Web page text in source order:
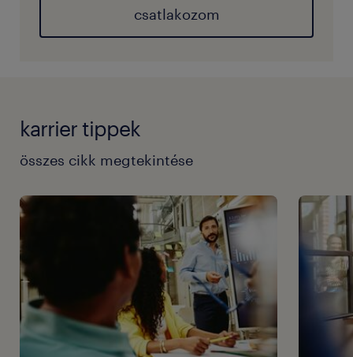
csatlakozom
karrier tippek
összes cikk megtekintése